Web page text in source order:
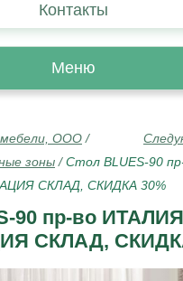
Контакты
Меню
мебели, ООО /
зоны /Стол BLUES-90
СКЛАД, СКИДКА 30%
90 пр-во
СКЛАД,